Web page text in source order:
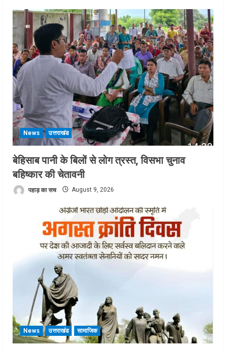
News उत्तराखंड
बेहिसाब पानी के बिलों से लोग त्रस्त, विसभा चुनाव
बहिष्कार की चेतावनी
पहाड़ का सच August 9, 2026
News उत्तराखंड सामाजिक